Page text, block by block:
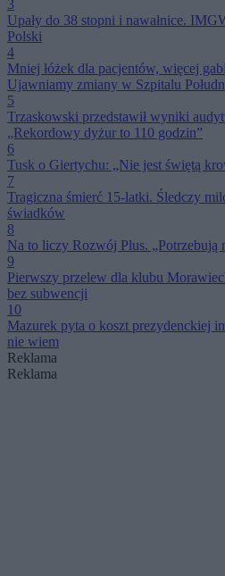
3
Upały do 38 stopni i nawałnice.
Polski
4
Mniej łóżek dla pacjentów, więcej
Ujawniamy zmiany w Szpitalu
5
Trzaskowski przedstawił wyniki
„Rekordowy dyżur to 110 godzin”
6
Tusk o Giertychu: „Nie jest świętą
7
Tragiczna śmierć 15-latki. Śledczy
świadków
8
Na to liczy Rozwój Plus. „Potrzebują
9
Pierwszy przelew dla klubu
bez subwencji
10
Mazurek pyta o koszt prezydenckiej
nie wiem
Reklama
Reklama